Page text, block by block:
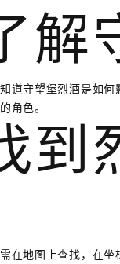
解
道守望堡烈酒是如
角色。
到
在地图上查找，在